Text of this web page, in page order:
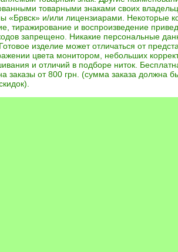
товарными знаками своих
«Брвск» и/или лицензиарами. Некоторые
тиражирование и воспроизведение
запрещено. Никакие персональные
изделие может отличаться от
цвета монитором, небольших
и отличий в подборе ниток.
заказы от 800 грн. (сумма заказа должна